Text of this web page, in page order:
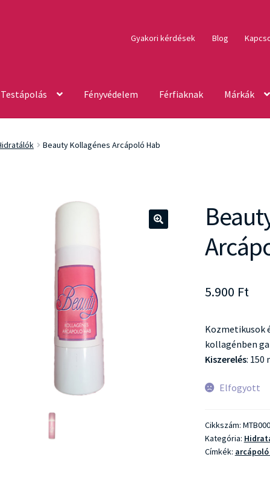
Gyakori kérdések Blog
Testápolás Fényvédelem Férfiaknak Márkák
Beauty Kollagénes Arcápoló Hab
5.900 Ft
Kozmetikusok
kollagénben
Kiszerelés: 150
Elfogyott
Cikkszám:
Kategória:
Címkék: